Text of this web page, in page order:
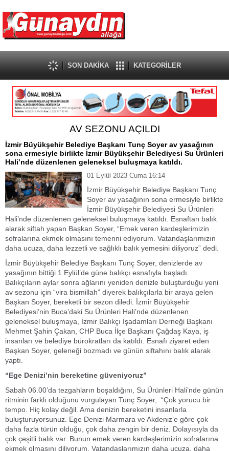
SON DAKİKA KATEGORİLER
AV SEZONU AÇILDI
İzmir Büyükşehir Belediye Başkanı Tunç Soyer av yasağının
sona ermesiyle birlikte İzmir Büyükşehir Belediyesi Su Ürünleri
Hali’nde düzenlenen geleneksel buluşmaya katıldı.
01 Eylül 2023 Cuma 16:14
İzmir Büyükşehir Belediye Başkanı Tunç
Soyer av yasağının sona ermesiyle birlikte
İzmir Büyükşehir Belediyesi Su Ürünleri
Hali’nde düzenlenen geleneksel buluşmaya katıldı. Esnaftan balık
alarak siftah yapan Başkan Soyer, “Emek veren kardeşlerimizin
sofralarına ekmek olmasını temenni ediyorum. Vatandaşlarımızın
daha ucuza, daha lezzetli ve sağlıklı balık yemesini diliyoruz” dedi.
İzmir Büyükşehir Belediye Başkanı Tunç Soyer, denizlerde av
yasağının bittiği 1 Eylül’de güne balıkçı esnafıyla başladı.
Balıkçıların aylar sonra ağlarını yeniden denizle buluşturduğu yeni
av sezonu için “vira bismillah” diyerek balıkçılarla bir araya gelen
Başkan Soyer, bereketli bir sezon diledi. İzmir Büyükşehir
Belediyesi’nin Buca’daki Su Ürünleri Hali’nde düzenlenen
geleneksel buluşmaya, İzmir Balıkçı İşadamları Derneği Başkanı
Mehmet Şahin Çakan, CHP Buca İlçe Başkanı Çağdaş Kaya, iş
insanları ve belediye bürokratları da katıldı. Esnafı ziyaret eden
Başkan Soyer, geleneği bozmadı ve günün siftahını balık alarak
yaptı.
“Ege Denizi’nin bereketine güveniyoruz”
Sabah 06.00’da tezgahların boşaldığını, Su Ürünleri Hali’nde günün
ritminin farklı olduğunu vurgulayan Tunç Soyer, “Çok yorucu bir
tempo. Hiç kolay değil. Ama denizin bereketini insanlarla
buluşturuyorsunuz. Ege Denizi Marmara ve Akdeniz’e göre çok
daha fazla türün olduğu, çok daha zengin bir deniz. Dolayısıyla da
çok çeşitli balık var. Bunun emek veren kardeşlerimizin sofralarına
ekmek olmasını diliyorum. Vatandaşlarımızın daha ucuza, daha